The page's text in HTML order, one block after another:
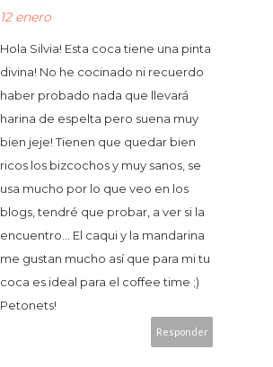
12 enero
Hola Silvia! Esta coca tiene una pinta
divina! No he cocinado ni recuerdo
haber probado nada que llevará
harina de espelta pero suena muy
bien jeje! Tienen que quedar bien
ricos los bizcochos y muy sanos, se
usa mucho por lo que veo en los
blogs, tendré que probar, a ver si la
encuentro... El caqui y la mandarina
me gustan mucho así que para mi tu
coca es ideal para el coffee time ;)
Petonets!
Responder